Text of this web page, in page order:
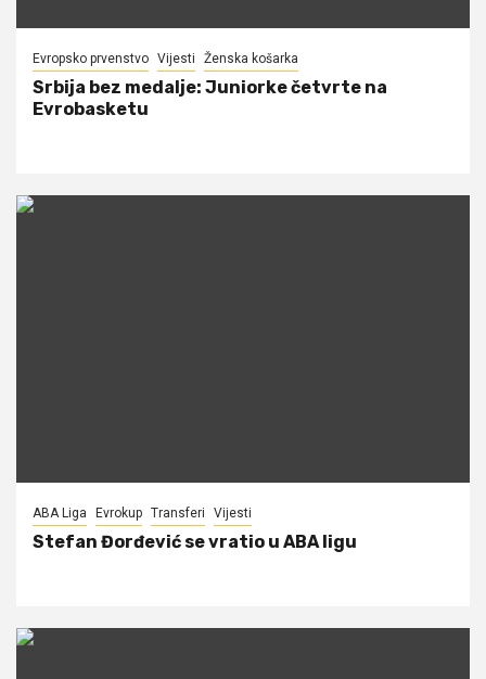
Evropsko prvenstvo Vijesti Ženska košarka
Srbija bez medalje: Juniorke četvrte na
Evrobasketu
ABA Liga Evrokup Transferi Vijesti
Stefan Đorđević se vratio u ABA ligu